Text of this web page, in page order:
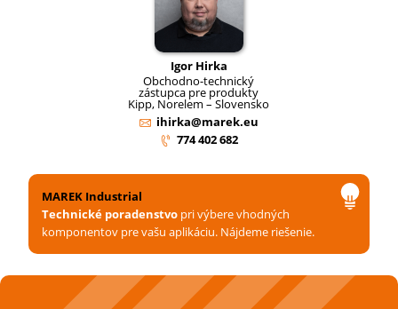
Igor Hirka
Obchodno-technický
zástupca pre produkty
Kipp, Norelem – Slovensko
ihirka@marek.eu
774 402 682
MAREK Industrial
Technické poradenstvo pri výbere vhodných
komponentov pre vašu aplikáciu. Nájdeme riešenie.